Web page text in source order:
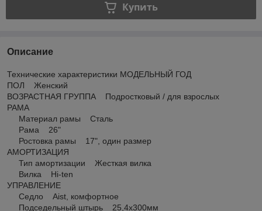
Купить
Описание
Технические характеристики МОДЕЛЬНЫЙ ГОД
ПОЛ Женский
ВОЗРАСТНАЯ ГРУППА Подростковый / для взрослых
РАМА
Материал рамы Сталь
Рама 26"
Ростовка рамы 17", один размер
АМОРТИЗАЦИЯ
Тип амортизации Жесткая вилка
Вилка Hi-ten
УПРАВЛЕНИЕ
Седло Aist, комфортное
Подседельный штырь 25,4x300мм